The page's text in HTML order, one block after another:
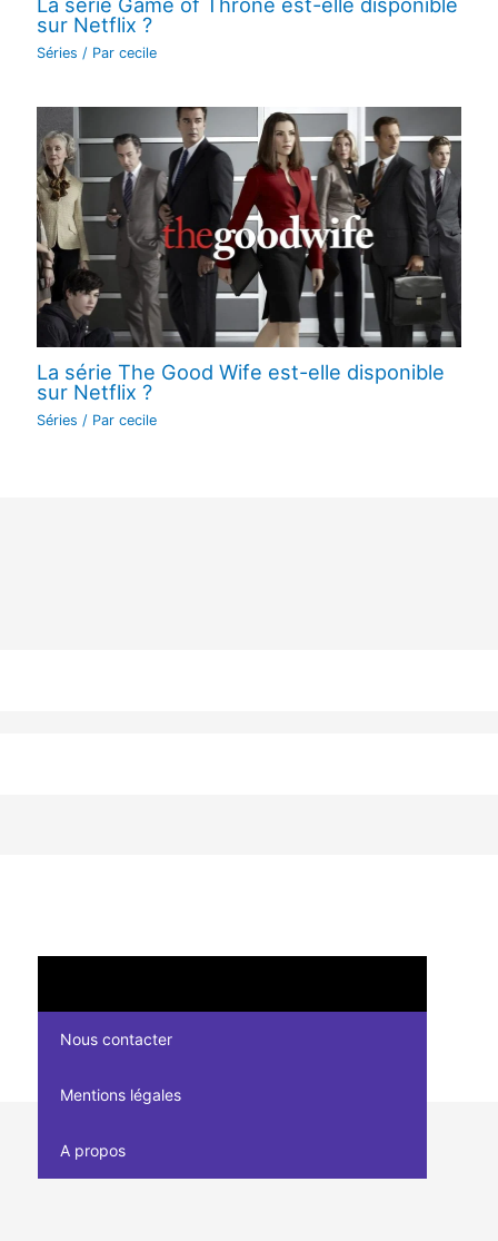
La série Game of Throne est-elle disponible
sur Netflix ?
Séries / Par cecile
La série The Good Wife est-elle disponible
sur Netflix ?
Séries / Par cecile
Nous contacter
Mentions légales
A propos